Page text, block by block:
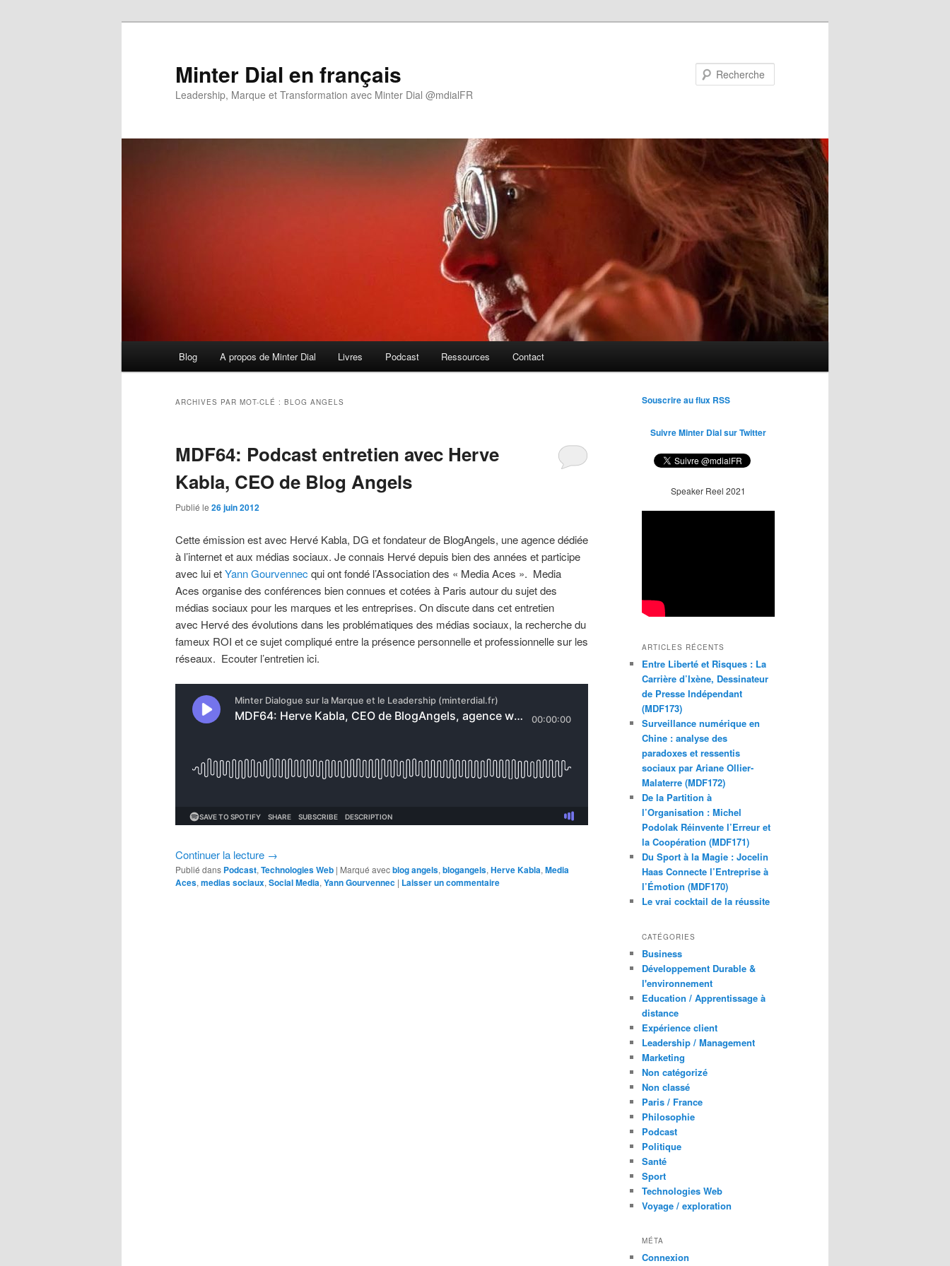
Minter Dial en français
Leadership, Marque et Transformation avec Minter Dial @mdialFR
Blog A propos de Minter Dial Livres Podcast Ressources Contact
ARCHIVES PAR MOT-CLÉ : BLOG ANGELS
MDF64: Podcast entretien avec Herve
Kabla, CEO de Blog Angels
Publié le 26 juin 2012
Cette émission est avec Hervé Kabla, DG et fondateur de BlogAngels, une agence dédiée
à l’internet et aux médias sociaux. Je connais Hervé depuis bien des années et participe
avec lui etYann Gourvennec qui ont fondé l’Association des « Media Aces ». Media
Aces organise des conférences bien connues et cotées à Paris autour du sujet des
médias sociaux pour les marques et les entreprises. On discute dans cet entretien
avec Hervé des évolutions dans les problématiques des médias sociaux, la recherche du
fameux ROI et ce sujet compliqué entre la présence personnelle et professionnelle sur les
réseaux. Ecouter l’entretien ici.
Continuer la lecture →
Publié dans Podcast, Technologies Web | Marqué avecblog angels, blogangels, Herve Kabla, Media
Aces, medias sociaux, Social Media, Yann Gourvennec | Laisser un commentaire
Souscrire au flux RSS
Suivre Minter Dial sur Twitter
Speaker Reel 2021
ARTICLES RÉCENTS
Entre Liberté et Risques : La
Carrière d’Ixène, Dessinateur
de Presse Indépendant
(MDF173)
Surveillance numérique en
Chine : analyse des
paradoxes et ressentis
sociaux par Ariane Ollier-
Malaterre (MDF172)
De la Partition à
l’Organisation : Michel
Podolak Réinvente l’Erreur et
la Coopération (MDF171)
Du Sport à la Magie : Jocelin
Haas Connecte l’Entreprise à
l’Émotion (MDF170)
Le vrai cocktail de la réussite
CATÉGORIES
Business
Développement Durable &
l'environnement
Education / Apprentissage à
distance
Expérience client
Leadership / Management
Marketing
Non catégorizé
Non classé
Paris / France
Philosophie
Podcast
Politique
Santé
Sport
Technologies Web
Voyage / exploration
MÉTA
Connexion